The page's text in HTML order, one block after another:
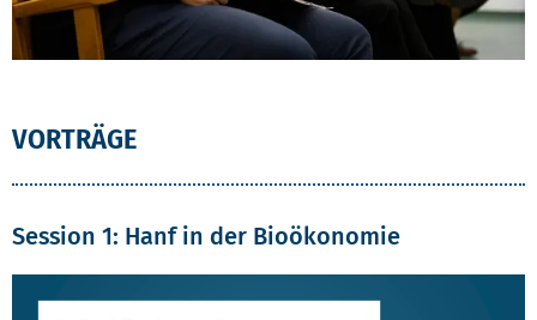
Vorheriges Element
VORTRÄGE
Session 1: Hanf in der Bioökonomie